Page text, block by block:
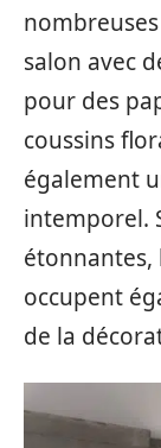
salon avec
pour des
coussins
également
intemporel.
étonnantes,
occupent
de la